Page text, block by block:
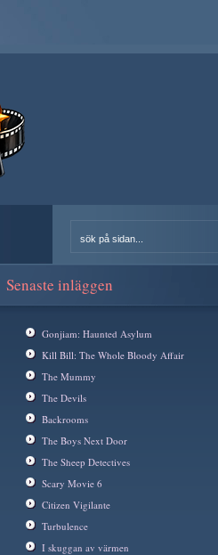
Senaste inläggen
Gonjiam: Haunted Asylum
Kill Bill: The Whole Bloody Affair
The Mummy
The Devils
Backrooms
The Boys Next Door
The Sheep Detectives
Scary Movie 6
Citizen Vigilante
Turbulence
I skuggan av värmen